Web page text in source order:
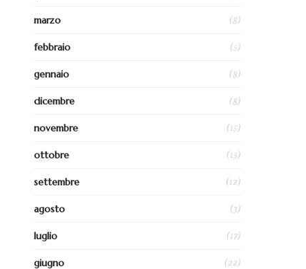
marzo (8)
febbraio (5)
gennaio (8)
dicembre (8)
novembre (15)
ottobre (15)
settembre (12)
agosto (3)
luglio (17)
giugno (22)